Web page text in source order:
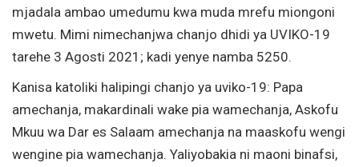
mjadala ambao umedumu kwa muda mrefu miongoni
mwetu. Mimi nimechanjwa chanjo dhidi ya UVIKO-19
tarehe 3 Agosti 2021; kadi yenye namba 5250.
Kanisa katoliki halipingi chanjo ya uviko-19: Papa
amechanja, makardinali wake pia wamechanja, Askofu
Mkuu wa Dar es Salaam amechanja na maaskofu wengi
wengine pia wamechanja. Yaliyobakia ni maoni binafsi,